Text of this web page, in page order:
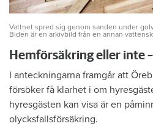
Vattnet spred sig genom sanden under
Biden är en arkivbild från en annan
Hemförsäkring eller inte
I anteckningarna framgår att
försöker få klarhet i om
hyresgästen kan visa är en
olycksfallsförsäkring.